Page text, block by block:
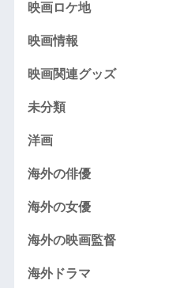
映画ロケ地
映画情報
映画関連グッズ
未分類
洋画
海外の俳優
海外の女優
海外の映画監督
海外ドラマ